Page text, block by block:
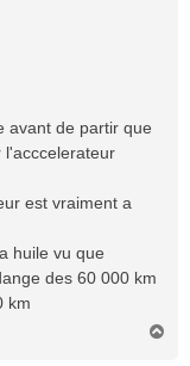
avant de partir que
l'acccelerateur
est vraiment a
huile vu que
des 60 000 km
km